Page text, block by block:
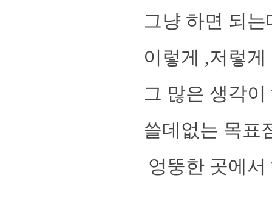
그냥 하면 되는
이렇게 ,저렇
그 많은 생각
쓸데없는 목표
엉뚱한 곳에